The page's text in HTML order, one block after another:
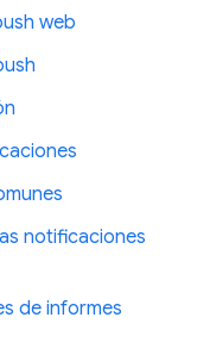
web
notificaciones
de informes